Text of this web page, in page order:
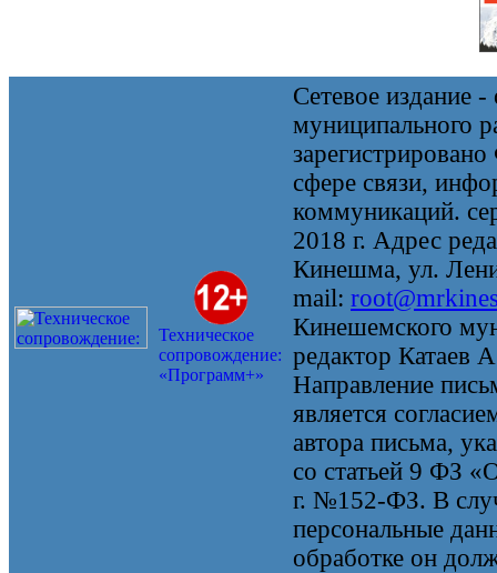
Техническое
сопровождение:
«Программ+»
Сетевое издание
муниципального
сфере связи,
коммуникаций.
2018 г. Адрес
Кинешма, ул.
mail:
Кинешемского
редактор Катаев
Направление
является
автора письма,
со статьей 9 ФЗ
г. №152-ФЗ. В
персональные
обработке он